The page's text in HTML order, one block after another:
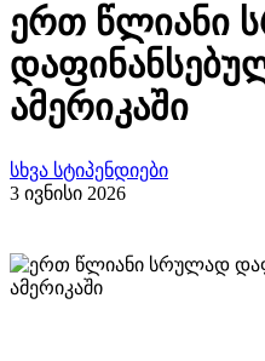
ერთ წლიანი
ამერიკაში
სხვა სტიპენდიები
3 ივნისი 2026